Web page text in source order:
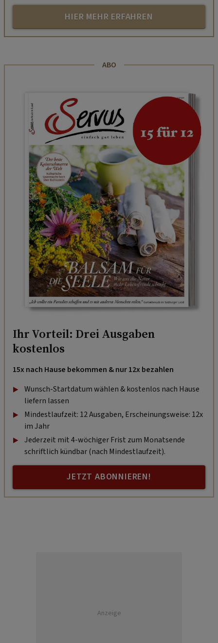
HIER MEHR ERFAHREN
ABO
Ihr Vorteil: Drei Ausgaben
kostenlos
15x nach Hause bekommen & nur 12x bezahlen
Wunsch-Startdatum wählen & kostenlos nach Hause
liefern lassen
Mindestlaufzeit: 12 Ausgaben, Erscheinungsweise: 12x
im Jahr
Jederzeit mit 4-wöchiger Frist zum Monatsende
schriftlich kündbar (nach Mindestlaufzeit).
JETZT ABONNIEREN!
Anzeige